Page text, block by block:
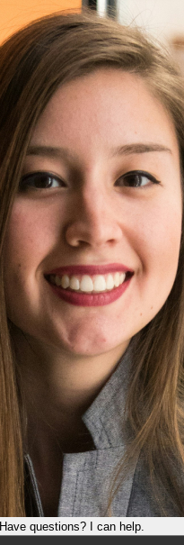
Have questions? I can help.